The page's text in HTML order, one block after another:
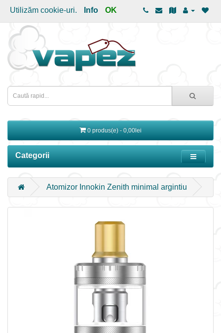
Utilizăm cookie-uri. Info OK
0 produs(e) - 0,00lei
Categorii
Atomizor Innokin Zenith minimal argintiu